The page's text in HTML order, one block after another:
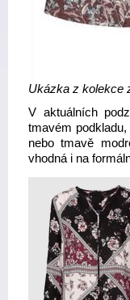
Ukázka z kolekce
V aktuálních
tmavém
nebo tmavě
vhodná i na